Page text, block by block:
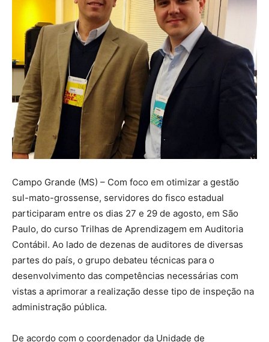
Campo Grande (MS) – Com foco em otimizar a gestão
sul-mato-grossense, servidores do fisco estadual
participaram entre os dias 27 e 29 de agosto, em São
Paulo, do curso Trilhas de Aprendizagem em Auditoria
Contábil. Ao lado de dezenas de auditores de diversas
partes do país, o grupo debateu técnicas para o
desenvolvimento das competências necessárias com
vistas a aprimorar a realização desse tipo de inspeção na
administração pública.
De acordo com o coordenador da Unidade de